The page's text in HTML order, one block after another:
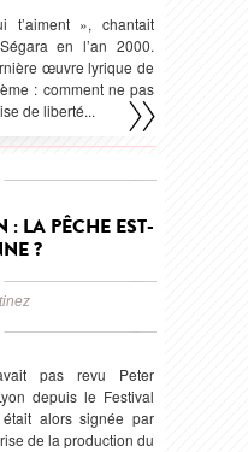
t’aiment », chantait
en l’an 2000.
œuvre lyrique de
: comment ne pas
de liberté...
: LA PÊCHE EST-
?
pas revu Peter
depuis le Festival
alors signée par
de la production du